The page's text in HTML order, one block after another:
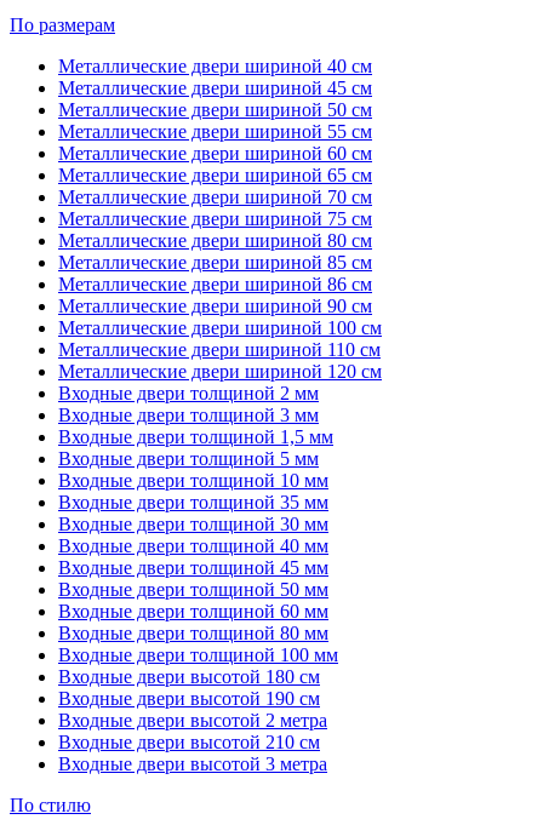
По размерам
Металлические двери шириной 40 см
Металлические двери шириной 45 см
Металлические двери шириной 50 см
Металлические двери шириной 55 см
Металлические двери шириной 60 см
Металлические двери шириной 65 см
Металлические двери шириной 70 см
Металлические двери шириной 75 см
Металлические двери шириной 80 см
Металлические двери шириной 85 см
Металлические двери шириной 86 см
Металлические двери шириной 90 см
Металлические двери шириной 100 см
Металлические двери шириной 110 см
Металлические двери шириной 120 см
Входные двери толщиной 2 мм
Входные двери толщиной 3 мм
Входные двери толщиной 1,5 мм
Входные двери толщиной 5 мм
Входные двери толщиной 10 мм
Входные двери толщиной 35 мм
Входные двери толщиной 30 мм
Входные двери толщиной 40 мм
Входные двери толщиной 45 мм
Входные двери толщиной 50 мм
Входные двери толщиной 60 мм
Входные двери толщиной 80 мм
Входные двери толщиной 100 мм
Входные двери высотой 180 см
Входные двери высотой 190 см
Входные двери высотой 2 метра
Входные двери высотой 210 см
Входные двери высотой 3 метра
По стилю